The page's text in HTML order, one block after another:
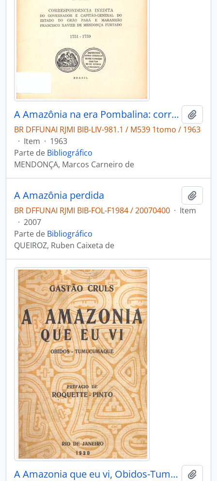
A Amazônia na era Pombalina: correspondência inédita do governador e capitão-general do Estado do Grão Pará e Maranhão Francisco Xavier de Mendonça Furtado, 1751-1759.
BR DFFUNAI RJMI BIB-LIV-981.1 / M539 1tomo / 1963
· Item · 1963
Parte de Bibliográfico
MENDONÇA, Marcos Carneiro de
A Amazônia perdida
BR DFFUNAI RJMI BIB-FOL-F1984 / 20070400 · Item
· 2007
Parte de Bibliográfico
QUEIROZ, Ruben Caixeta de
A Amazonia que eu vi, Obidos-Tumucumaque